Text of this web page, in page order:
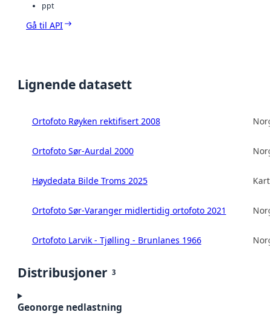
ppt
Gå til API
Lignende datasett
Ortofoto Røyken rektifisert 2008
Ortofoto Sør-Aurdal 2000
Høydedata Bilde Troms 2025
Ortofoto Sør-Varanger midlertidig ortofoto 2021
Ortofoto Larvik - Tjølling - Brunlanes 1966
Distribusjoner 3
Geonorge nedlastning